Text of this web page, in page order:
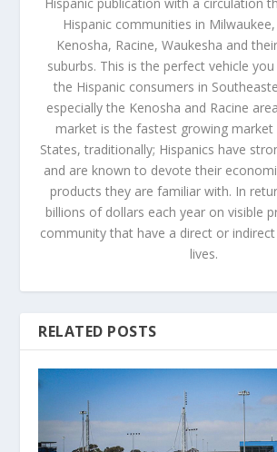
Hispanic communities in
Kenosha, Racine, Waukesha and
suburbs. This is the perfect vehicle
the Hispanic consumers in
especially the Kenosha and Racine
market is the fastest growing market
States, traditionally; Hispanics have
and are known to devote their
products they are familiar with. In
billions of dollars each year on visible
community that have a direct or
lives.
RELATED POSTS